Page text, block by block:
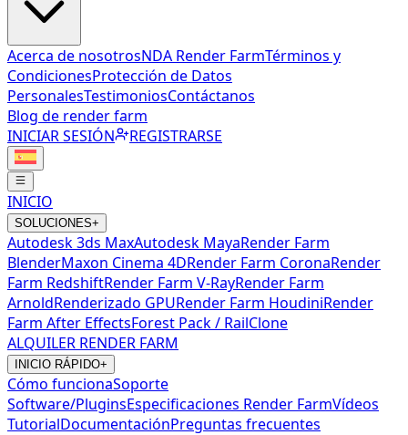
Acerca de nosotrosNDA Render FarmTérminos y
CondicionesProtección de Datos
PersonalesTestimoniosContáctanos
Blog de render farm
INICIAR SESIÓN
REGISTRARSE
INICIO
SOLUCIONES+
Autodesk 3ds MaxAutodesk MayaRender Farm
BlenderMaxon Cinema 4DRender Farm CoronaRender
Farm RedshiftRender Farm V-RayRender Farm
ArnoldRenderizado GPURender Farm HoudiniRender
Farm After EffectsForest Pack / RailClone
ALQUILER RENDER FARM
INICIO RÁPIDO+
Cómo funcionaSoporte
Software/PluginsEspecificaciones Render FarmVídeos
TutorialDocumentaciónPreguntas frecuentes